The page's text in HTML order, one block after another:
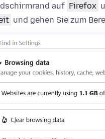
auf Firefox
und gehen Sie zum